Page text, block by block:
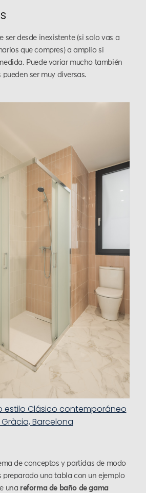
ser desde inexistente (si solo vas a
que compres) a amplio si
Puede variar mucho también
ser muy diversas.
estilo Clásico contemporáneo
Barcelona
de conceptos y partidas de modo
preparado una tabla con un ejemplo
una reforma de baño de gama